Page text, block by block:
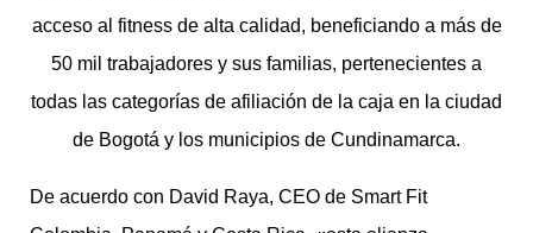
acceso al fitness de alta calidad, beneficiando a más de
50 mil trabajadores y sus familias, pertenecientes a
todas las categorías de afiliación de la caja en la ciudad
de Bogotá y los municipios de Cundinamarca.
De acuerdo con David Raya, CEO de Smart Fit